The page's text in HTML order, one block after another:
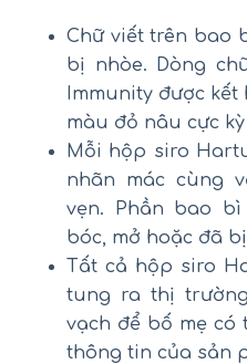
Chữ viết trên bao
bị nhòe. Dòng
Immunity được
màu đỏ nâu cực
Mỗi hộp siro
nhãn mác cùng
vẹn. Phần bao
bóc, mở hoặc đã
Tất cả hộp siro
tung ra thị
vạch để bố mẹ có
thông tin của sản